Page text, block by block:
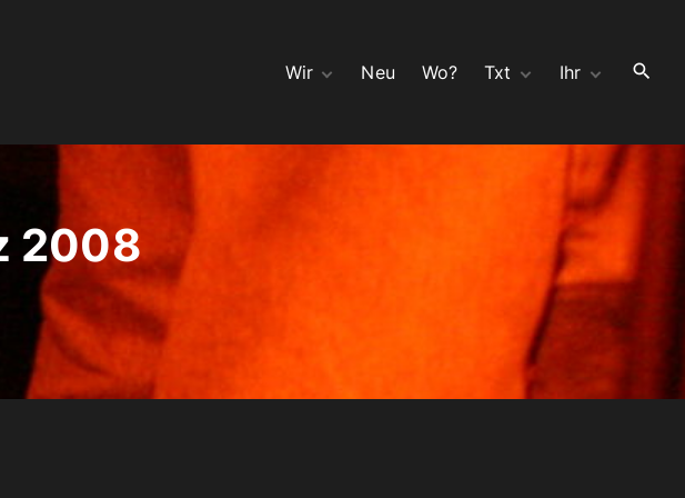
Wir Neu Wo? Txt
Split 10″ mit moloch
Bedeutungsschwang
er mit Zwillingen
Ihr
Bauchladen
Gast
2008